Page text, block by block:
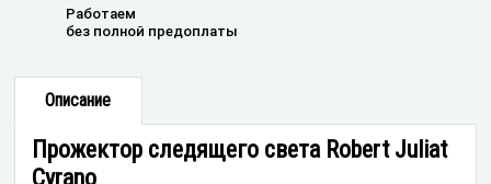
Работаем
без полной предоплаты
Описание
Прожектор следящего света Robert Juliat
Cyrano